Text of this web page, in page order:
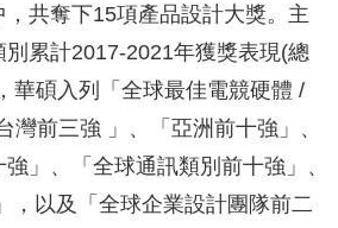
共奪下15項產品設計大獎。主
累計2017-2021年獲獎表現(總
華碩入列「全球最佳電競硬體 /
灣前三強 」、「亞洲前十強」、
強」、「全球通訊類別前十強」、
，以及「全球企業設計團隊前二